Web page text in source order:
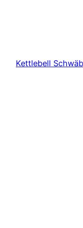
Kettlebell